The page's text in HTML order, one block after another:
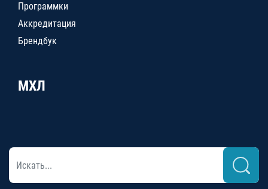
Программки
Аккредитация
Брендбук
МХЛ